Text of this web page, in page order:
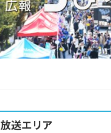
放送エリア